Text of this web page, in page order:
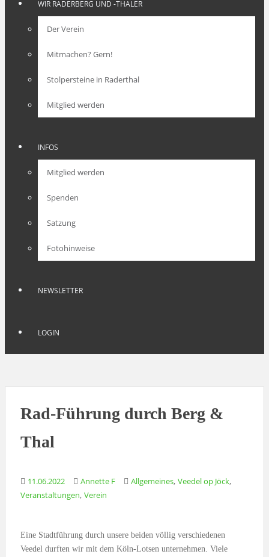
WIR RADERBERG UND -THALER
Der Verein
Mitmachen? Gern!
Stolpersteine in Raderthal
Mitglied werden
INFOS
Mitglied werden
Spenden
Satzung
Fotohinweise
NEWSLETTER
LOGIN
Rad-Führung durch Berg &
Thal
11.06.2022 Annette F Allgemeines, Veedel op Jöck,
Veranstaltungen, Verein
Eine Stadtführung durch unsere beiden völlig verschiedenen
Veedel durften wir mit dem Köln-Lotsen unternehmen. Viele